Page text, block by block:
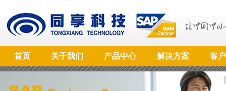
首页 关于我们 产品中心 解决方案 客